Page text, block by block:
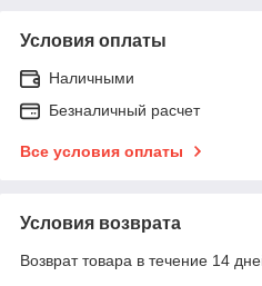
Условия оплаты
Наличными
Безналичный расчет
Все условия оплаты
Условия возврата
Возврат товара в течение 14